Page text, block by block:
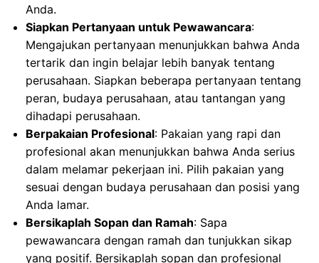
Anda.
Siapkan Pertanyaan untuk Pewawancara:
Mengajukan pertanyaan menunjukkan bahwa Anda
tertarik dan ingin belajar lebih banyak tentang
perusahaan. Siapkan beberapa pertanyaan tentang
peran, budaya perusahaan, atau tantangan yang
dihadapi perusahaan.
Berpakaian Profesional: Pakaian yang rapi dan
profesional akan menunjukkan bahwa Anda serius
dalam melamar pekerjaan ini. Pilih pakaian yang
sesuai dengan budaya perusahaan dan posisi yang
Anda lamar.
Bersikaplah Sopan dan Ramah: Sapa
pewawancara dengan ramah dan tunjukkan sikap
yang positif. Bersikaplah sopan dan profesional